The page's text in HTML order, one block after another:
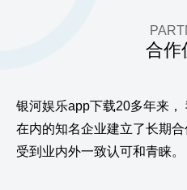
合作
银河娱乐app下载20多年来，
在内的知名企业建立了长期合
受到业内外一致认可和青睐。